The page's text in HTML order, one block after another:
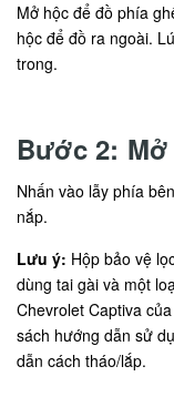
Mở hộc để đồ phía
hộc để đồ ra ngoài.
trong.
Bước 2:
Nhấn vào lẫy phía
nắp.
Lưu ý: Hộp bảo vệ
dùng tai gài và một
Chevrolet Captiva
sách hướng dẫn sử
dẫn cách tháo/lắp.